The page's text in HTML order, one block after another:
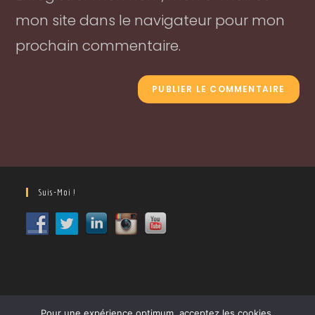
mon site dans le navigateur pour mon
prochain commentaire.
Suis-Moi !